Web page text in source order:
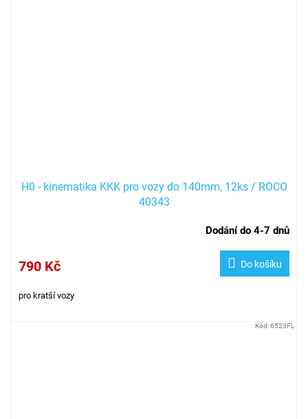
H0 - kinematika KKK pro vozy do 140mm, 12ks / ROCO
40343
Dodání do 4-7 dnů
790 Kč Do košíku
pro kratší vozy
Kód:6523FL